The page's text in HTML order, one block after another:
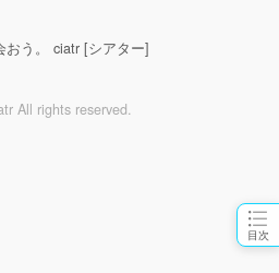
目次
おう。 ciatr [シアター]
All rights reserved.